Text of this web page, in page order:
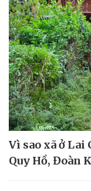
Vì sao xã ở Lai
Quy Hồ, Đoàn